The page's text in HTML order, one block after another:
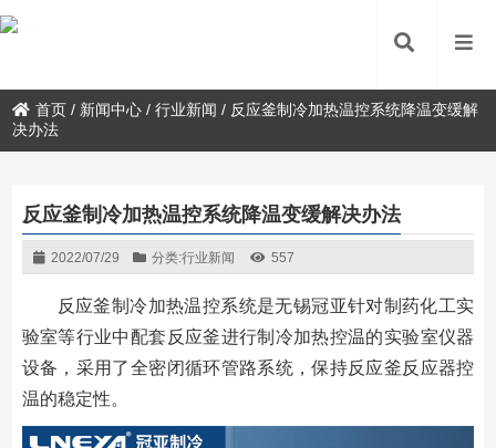
首页 / 新闻中心 /行业新闻 / 反应釜制冷加热温控系统降温变缓解
决办法
反应釜制冷加热温控系统降温变缓解决办法
2022/07/29 分类:行业新闻 557
反应釜制冷加热温控系统是无锡冠亚针对制药化工实
验室等行业中配套反应釜进行制冷加热控温的实验室仪器
设备，采用了全密闭循环管路系统，保持反应釜反应器控
温的稳定性。